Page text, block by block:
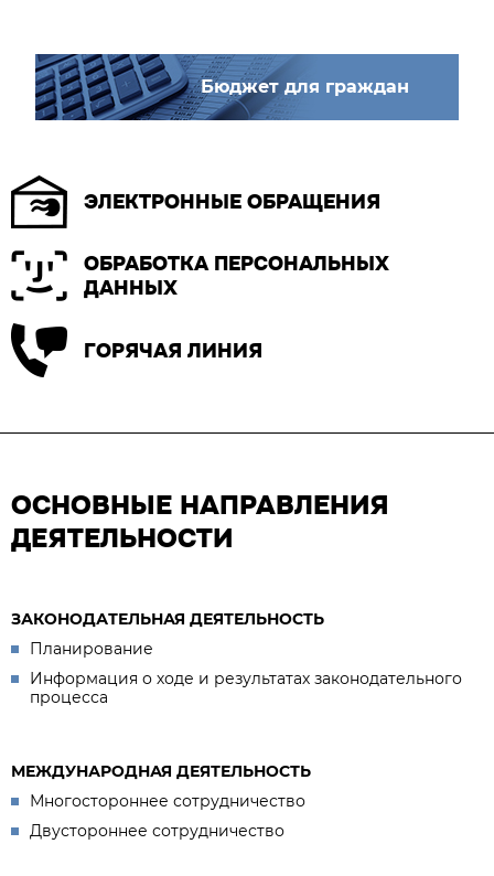
Бюджет для граждан
ЭЛЕКТРОННЫЕ ОБРАЩЕНИЯ
ОБРАБОТКА ПЕРСОНАЛЬНЫХ
ДАННЫХ
ГОРЯЧАЯ ЛИНИЯ
ОСНОВНЫЕ НАПРАВЛЕНИЯ
ДЕЯТЕЛЬНОСТИ
ЗАКОНОДАТЕЛЬНАЯ ДЕЯТЕЛЬНОСТЬ
Планирование
Информация о ходе и результатах законодательного
процесса
МЕЖДУНАРОДНАЯ ДЕЯТЕЛЬНОСТЬ
Многостороннее сотрудничество
Двустороннее сотрудничество